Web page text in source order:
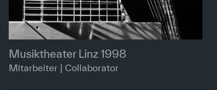
Musiktheater Linz 1998
Mitarbeiter | Collaborator